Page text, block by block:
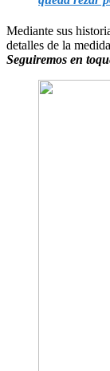
Mediante sus
detalles de la
Seguiremos en